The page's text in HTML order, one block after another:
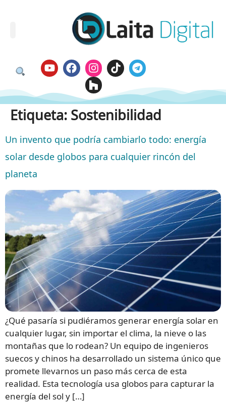
Etiqueta: Sostenibilidad
Un invento que podría cambiarlo todo: energía
solar desde globos para cualquier rincón del
planeta
¿Qué pasaría si pudiéramos generar energía solar en
cualquier lugar, sin importar el clima, la nieve o las
montañas que lo rodean? Un equipo de ingenieros
suecos y chinos ha desarrollado un sistema único que
promete llevarnos un paso más cerca de esta
realidad. Esta tecnología usa globos para capturar la
energía del sol y […]